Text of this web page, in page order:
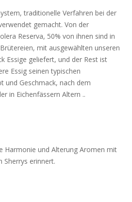
traditionelle Verfahren bei der
gemacht. Von der
Reserva, 50% von ihnen sind in
mit ausgewählten unseren
Essige geliefert, und der Rest ist
Essig seinen typischen
und Geschmack, nach dem
in Eichenfässern Altern ..
Harmonie und Alterung Aromen mit
Sherrys erinnert.